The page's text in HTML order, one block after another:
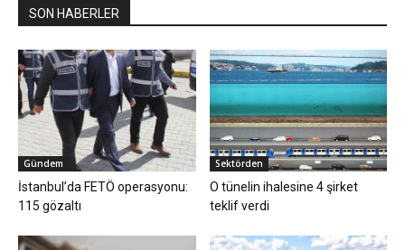
SON HABERLER
Gündem
İstanbul’da FETÖ operasyonu:
115 gözaltı
Sektörden
O tünelin ihalesine 4 şirket
teklif verdi